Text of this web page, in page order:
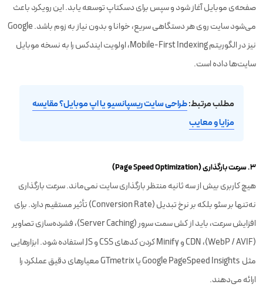
صفحه‌ی موبایل آغاز شود و سپس برای دسکتاپ توسعه یابد. این رویکرد باعث
می‌شود سایت روی هر دستگاهی سریع، خوانا و بدون نیاز به زوم باشد. Google
نیز در الگوریتم Mobile-First Indexing، اولویت ایندکس را به نسخه موبایل
سایت‌ها داده است.
مطلب مرتبط:طراحی سایت ریسپانسیو یا اپ موبایل؟ مقایسه
مزایا و معایب
۳. سرعت بارگذاری (Page Speed Optimization)
هیچ کاربری بیش از سه ثانیه منتظر بارگذاری سایت نمی‌ماند. سرعت بارگذاری
نه‌تنها بر سئو بلکه بر نرخ تبدیل (Conversion Rate) تأثیر مستقیم دارد. برای
افزایش سرعت، باید از کش سمت سرور (Server Caching)، فشرده‌سازی تصاویر
(WebP / AVIF)، CDN و Minify کردن کدهای CSS و JS استفاده شود. ابزارهایی
مثل Google PageSpeed Insights یا GTmetrix معیارهای دقیق عملکرد را
ارائه می‌دهند.